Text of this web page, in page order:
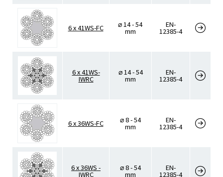
6 x 41WS-FC ⌀ 14 - 54
mm
EN-
12385-4
6 x 41WS-
IWRC
⌀ 14 - 54
mm
EN-
12385-4
6 x 36WS-FC ⌀ 8 - 54
mm
EN-
12385-4
6 x 36WS -
IWRC
⌀ 8 - 54
mm
EN-
12385-4